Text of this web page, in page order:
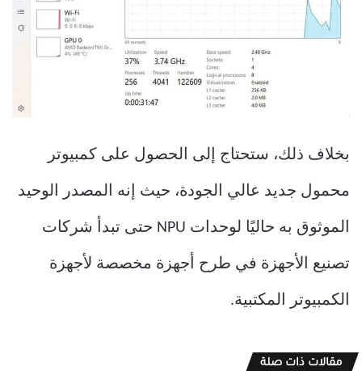
بخلاف ذلك، ستحتاج إلى الحصول على كمبيوتر
محمول جديد عالي الجودة، حيث إنه المصدر الوحيد
الموثوق به حاليًا لوحدات NPU حتى تبدأ شركات
تصنيع الأجهزة في طرح أجهزة مخصصة لأجهزة
الكمبيوتر المكتبية.
مقالات ذات صلة